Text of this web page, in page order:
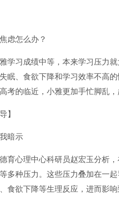
虑怎么办？
学习成绩中等，本来学习压力
眠、食欲下降和学习效率不
考的临近，小雅更加手忙脚乱
】
暗示
育心理中心科研员赵宏玉分析
多种压力。这些压力叠加在一
食欲下降等生理反应，进而影响